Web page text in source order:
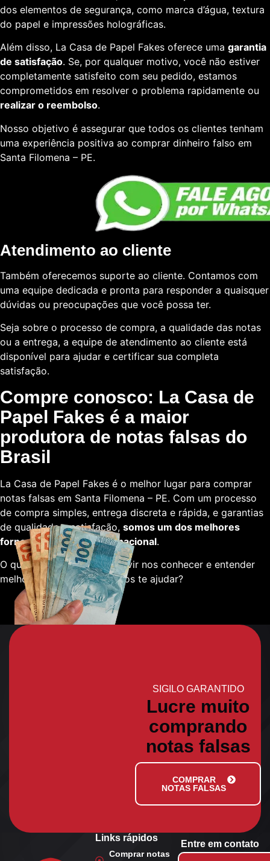
dos elementos de segurança, como marca d’água, textura
do papel e impressões holográficas.
Além disso, La Casa de Papel Fakes oferece uma garantia
de satisfação. Se, por qualquer motivo, você não estiver
completamente satisfeito com seu pedido, estamos
comprometidos em resolver o problema rapidamente ou
realizar o reembolso.
Nosso objetivo é assegurar que todos os clientes tenham
uma experiência positiva ao comprar dinheiro falso em
Santa Filomena – PE.
Atendimento ao cliente
Também oferecemos suporte ao cliente. Contamos com
uma equipe dedicada e pronta para responder a quaisquer
dúvidas ou preocupações que você possa ter.
Seja sobre o processo de compra, a qualidade das notas
ou a entrega, a equipe de atendimento ao cliente está
disponível para ajudar e certificar sua completa
satisfação.
Compre conosco: La Casa de
Papel Fakes é a maior
produtora de notas falsas do
Brasil
La Casa de Papel Fakes é o melhor lugar para comprar
notas falsas em Santa Filomena – PE. Com um processo
de compra simples, entrega discreta e rápida, e garantias
de qualidade e satisfação, somos um dos melhores
fornecedores em escala nacional.
O que está esperando para vir nos conhecer e entender
melhor sobre como podemos te ajudar?
SIGILO GARANTIDO
Lucre muito
comprando
notas falsas
COMPRAR
NOTAS FALSAS
Links rápidos
Comprar notas
Entre em contato